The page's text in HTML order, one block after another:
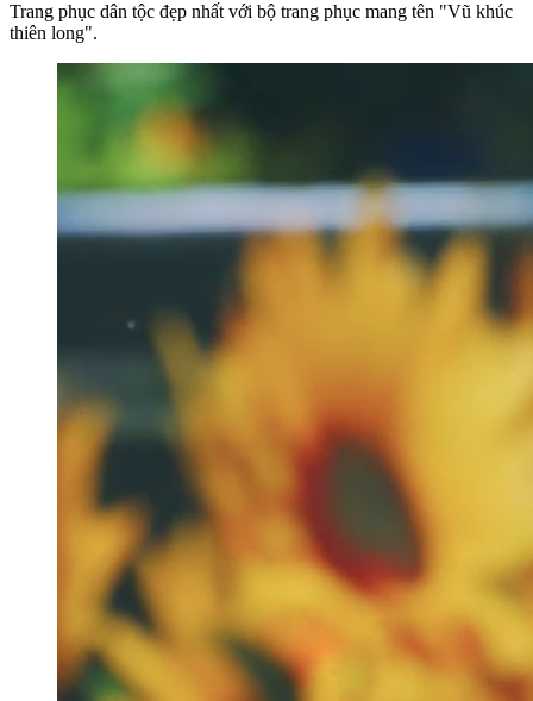
Trang phục dân tộc đẹp nhất với bộ trang phục mang tên "Vũ khúc
thiên long".